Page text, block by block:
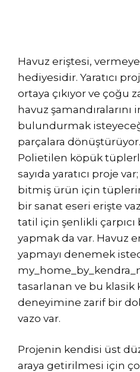
Havuz eriştesi,
hediyesidir. Yaratıcı
ortaya çıkıyor ve çoğu
havuz
bulundurmak
parçalara
Polietilen köpük
sayıda yaratıcı proje
bitmiş ürün için
bir sanat eseri erişte
tatil için şenlikli
yapmak da var. Havuz
yapmayı denemek
tasarlanan ve bu klasik
deneyimine zarif bir
vazo var.
Projenin kendisi üst
araya getirilmesi için